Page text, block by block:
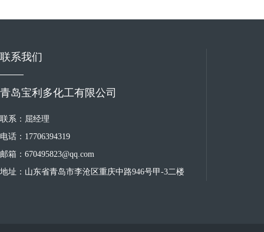
联系我们
青岛宝利多化工有限公司
联系：屈经理
电话：17706394319
邮箱：670495823@qq.com
地址：山东省青岛市李沧区重庆中路946号甲-3二楼